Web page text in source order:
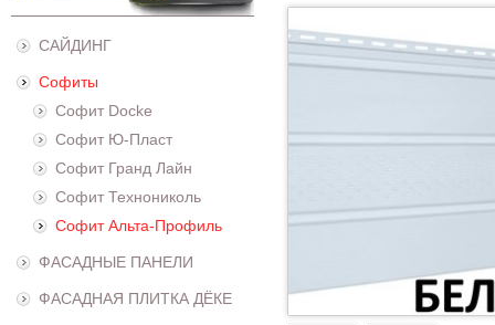
САЙДИНГ
Софиты
Софит Docke
Софит Ю-Пласт
Софит Гранд Лайн
Софит Технониколь
Софит Альта-Профиль
ФАСАДНЫЕ ПАНЕЛИ
ФАСАДНАЯ ПЛИТКА ДЁКЕ